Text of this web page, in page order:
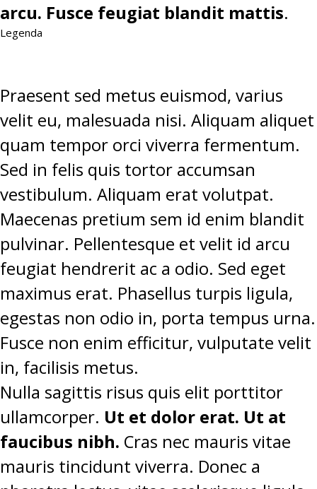
arcu. Fusce feugiat blandit mattis.
Legenda
Praesent sed metus euismod, varius
velit eu, malesuada nisi. Aliquam aliquet
quam tempor orci viverra fermentum.
Sed in felis quis tortor accumsan
vestibulum. Aliquam erat volutpat.
Maecenas pretium sem id enim blandit
pulvinar. Pellentesque et velit id arcu
feugiat hendrerit ac a odio. Sed eget
maximus erat. Phasellus turpis ligula,
egestas non odio in, porta tempus urna.
Fusce non enim efficitur, vulputate velit
in, facilisis metus.
Nulla sagittis risus quis elit porttitor
ullamcorper. Ut et dolor erat. Ut at
faucibus nibh. Cras nec mauris vitae
mauris tincidunt viverra. Donec a